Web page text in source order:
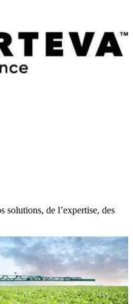
solutions, de l’expertise, des